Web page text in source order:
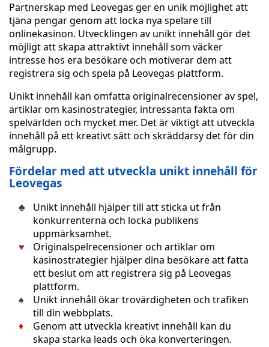
Partnerskap med Leovegas ger en unik möjlighet att
tjäna pengar genom att locka nya spelare till
onlinekasinon. Utvecklingen av unikt innehåll gör det
möjligt att skapa attraktivt innehåll som väcker
intresse hos era besökare och motiverar dem att
registrera sig och spela på Leovegas plattform.
Unikt innehåll kan omfatta originalrecensioner av spel,
artiklar om kasinostrategier, intressanta fakta om
spelvärlden och mycket mer. Det är viktigt att utveckla
innehåll på ett kreativt sätt och skräddarsy det för din
målgrupp.
Fördelar med att utveckla unikt innehåll för
Leovegas
Unikt innehåll hjälper till att sticka ut från
konkurrenterna och locka publikens
uppmärksamhet.
Originalspelrecensioner och artiklar om
kasinostrategier hjälper dina besökare att fatta
ett beslut om att registrera sig på Leovegas
plattform.
Unikt innehåll ökar trovärdigheten och trafiken
till din webbplats.
Genom att utveckla kreativt innehåll kan du
skapa starka leads och öka konverteringen.